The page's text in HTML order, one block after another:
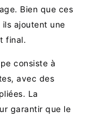
Bien que ces
ajoutent une
final.
consiste à
avec des
La
garantir que le